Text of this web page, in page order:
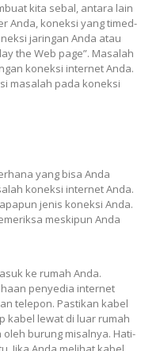
kita sebal, antara lain
Anda, koneksi yang timed-
jaringan Anda atau
the Web page”. Masalah
koneksi internet Anda.
masalah pada koneksi
yang bisa Anda
koneksi internet Anda.
jenis koneksi Anda.
meskipun Anda
ke rumah Anda.
penyedia internet
telepon. Pastikan kabel
kabel lewat di luar rumah
burung misalnya. Hati-